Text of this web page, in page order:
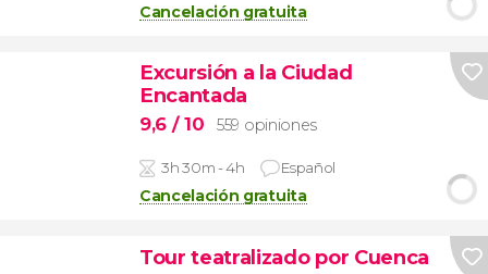
Cancelación gratuita
Excursión a la Ciudad
Encantada
9,6 / 10 559 opiniones
3h 30m - 4h Español
Cancelación gratuita
Tour teatralizado por Cuenca